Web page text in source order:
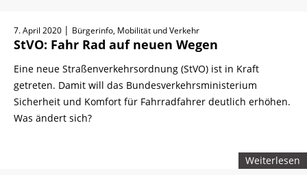
7. April 2020 | Bürgerinfo, Mobilität und Verkehr
StVO: Fahr Rad auf neuen Wegen
Eine neue Straßenverkehrsordnung (StVO) ist in Kraft
getreten. Damit will das Bundesverkehrsministerium
Sicherheit und Komfort für Fahrradfahrer deutlich erhöhen.
Was ändert sich?
Weiterlesen